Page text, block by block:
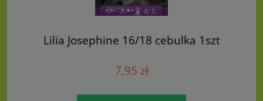
Lilia Josephine 16/18 cebulka 1szt
7,95 zł